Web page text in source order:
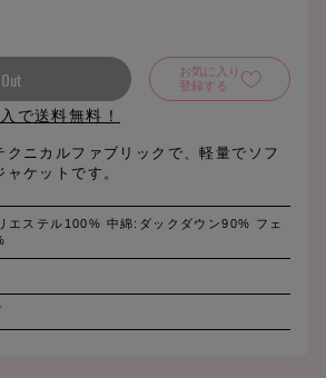
お気に入り
登録する
で送料無料！
クニカルファブリックで、軽量でソフ
ャケットです。
エステル100% 中綿:ダックダウン90% フェ